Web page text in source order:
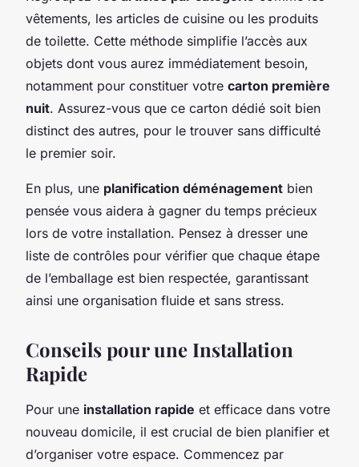
vêtements, les articles de cuisine ou les produits
de toilette. Cette méthode simplifie l’accès aux
objets dont vous aurez immédiatement besoin,
notamment pour constituer votre carton première
nuit. Assurez-vous que ce carton dédié soit bien
distinct des autres, pour le trouver sans difficulté
le premier soir.
En plus, une planification déménagement bien
pensée vous aidera à gagner du temps précieux
lors de votre installation. Pensez à dresser une
liste de contrôles pour vérifier que chaque étape
de l’emballage est bien respectée, garantissant
ainsi une organisation fluide et sans stress.
Conseils pour une Installation
Rapide
Pour une installation rapide et efficace dans votre
nouveau domicile, il est crucial de bien planifier et
d’organiser votre espace. Commencez par